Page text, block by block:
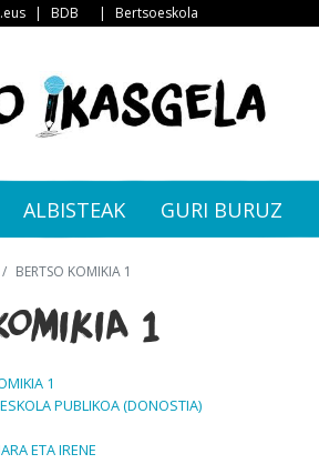
| BDB | Bertsoeskola
ALBISTEAK GURI BURUZ
BERTSO KOMIKIA 1
1
1
PUBLIKOA (DONOSTIA)
ETA IRENE